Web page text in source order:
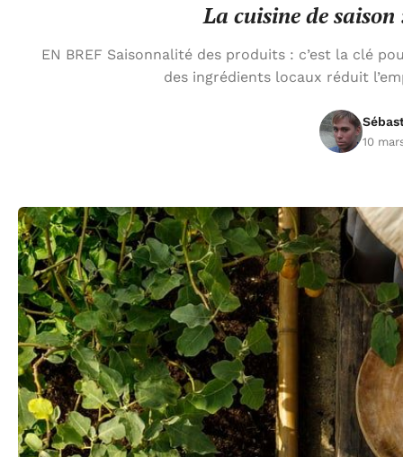
La cuisine de
EN BREF Saisonnalité des produits : c’est la clé
des ingrédients locaux réduit
10